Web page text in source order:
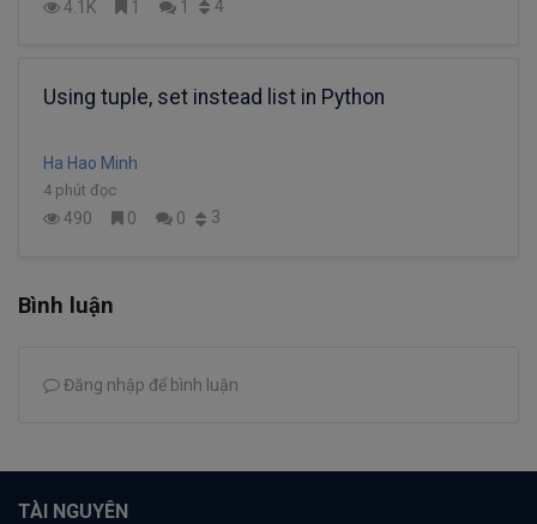
4.1K 1 1 4
Using tuple, set instead list in Python
Ha Hao Minh
4 phút đọc
490 0 0 3
Bình luận
Đăng nhập để bình luận
TÀI NGUYÊN